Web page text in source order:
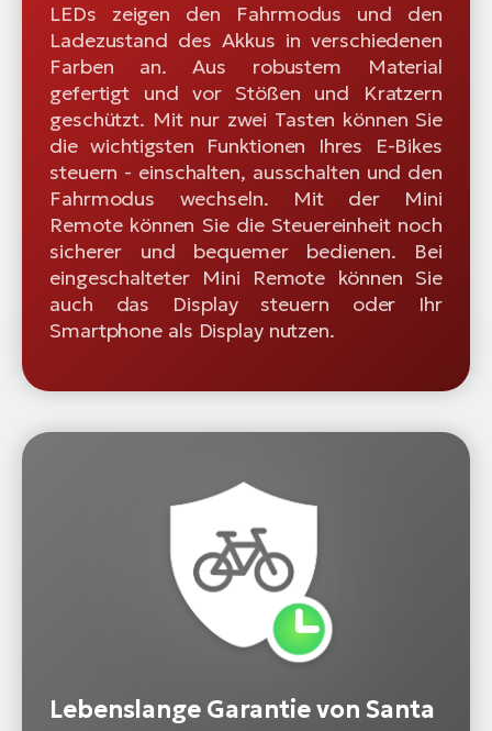
LEDs zeigen den Fahrmodus und den
Ladezustand des Akkus in verschiedenen
Farben an. Aus robustem Material
gefertigt und vor Stößen und Kratzern
geschützt. Mit nur zwei Tasten können Sie
die wichtigsten Funktionen Ihres E-Bikes
steuern - einschalten, ausschalten und den
Fahrmodus wechseln. Mit der Mini
Remote können Sie die Steuereinheit noch
sicherer und bequemer bedienen. Bei
eingeschalteter Mini Remote können Sie
auch das Display steuern oder Ihr
Smartphone als Display nutzen.
Lebenslange Garantie von Santa